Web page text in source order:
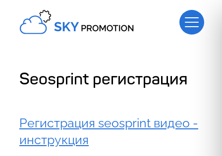
Seosprint регистрация
Регистрация seosprint видео -
инструкция